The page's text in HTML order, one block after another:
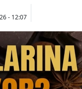
- 12:07